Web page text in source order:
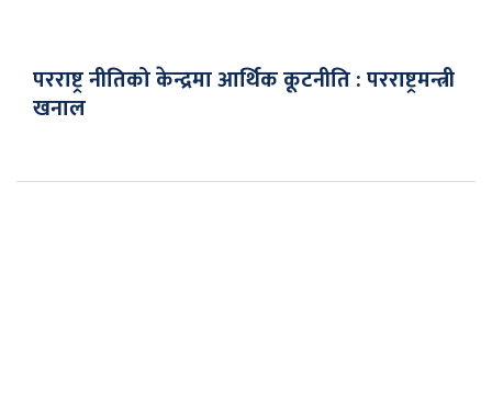
परराष्ट्र नीतिको केन्द्रमा आर्थिक कूटनीति : परराष्ट्रमन्त्री
खनाल